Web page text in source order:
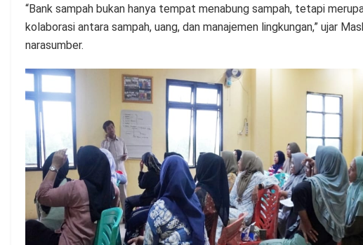
“Bank sampah bukan hanya tempat menabung sampah, tetapi
kolaborasi antara sampah, uang, dan manajemen lingkungan,” ujar
narasumber.